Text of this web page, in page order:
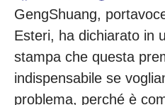
GengShuang,
Esteri, ha dichiarato in
stampa che questa
indispensabile se
problema, perché è